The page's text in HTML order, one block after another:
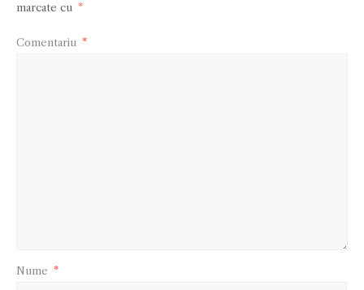
marcate cu *
Comentariu *
Nume *